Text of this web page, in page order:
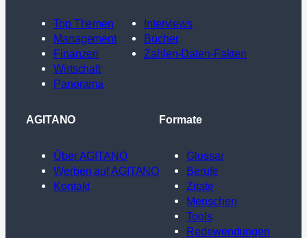
Top Themen
Management
Finanzen
Wirtschaft
Panorama
Interviews
Bücher
Zahlen-Daten-Fakten
AGITANO
Über AGITANO
Werben auf AGITANO
Kontakt
Formate
Glossar
Berufe
Zitate
Menschen
Tools
Redewendungen